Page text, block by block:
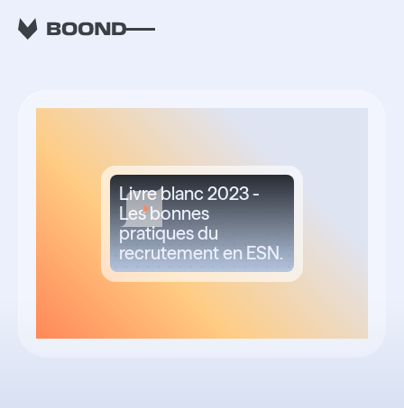
RETOUR
Livre blanc 2023 -
Les bonnes
pratiques du
recrutement en ESN.